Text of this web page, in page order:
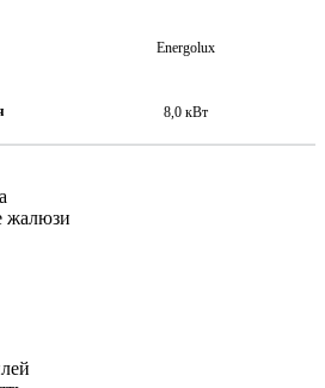
Energolux
8,0 кВт
жалюзи